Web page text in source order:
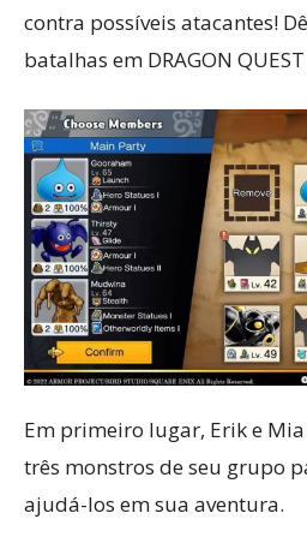
contra possíveis atacantes!
batalhas em DRAGON QUEST
Em primeiro lugar, Erik e
três monstros de seu grupo
ajudá-los em sua aventura.